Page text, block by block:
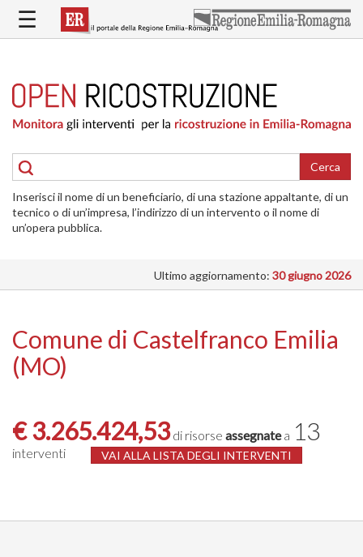
contenuto
RICOSTRUZIONE
PUBBLICA
DELLE
ABITAZIONI
RICOSTRUZIONE
ATTIVITÀ
INTERVENTI
SI
INTERVIENE
☰
Cerca
Inserisci il nome di un beneficiario, di una stazione appaltante, di un
tecnico o di un’impresa, l’indirizzo di un intervento o il nome di
un’opera pubblica.
Ultimo aggiornamento: 30 giugno 2026
Comune di Castelfranco Emilia
(MO)
€ 3.265.424,53di risorse assegnatea 13
interventi VAI ALLA LISTA DEGLI INTERVENTI